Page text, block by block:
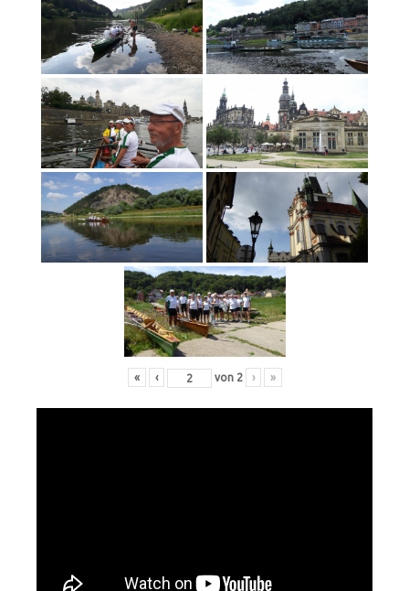
« ‹ von 2 › »